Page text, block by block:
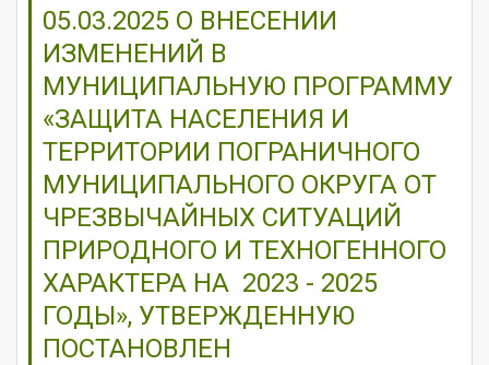
05.03.2025 О ВНЕСЕНИИ
ИЗМЕНЕНИЙ В
МУНИЦИПАЛЬНУЮ ПРОГРАММУ
«ЗАЩИТА НАСЕЛЕНИЯ И
ТЕРРИТОРИИ ПОГРАНИЧНОГО
МУНИЦИПАЛЬНОГО ОКРУГА ОТ
ЧРЕЗВЫЧАЙНЫХ СИТУАЦИЙ
ПРИРОДНОГО И ТЕХНОГЕННОГО
ХАРАКТЕРА НА 2023 - 2025
ГОДЫ», УТВЕРЖДЕННУЮ
ПОСТАНОВЛЕН